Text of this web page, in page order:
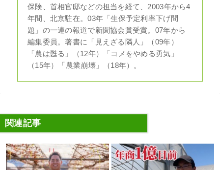
保険、首相官邸などの担当を経て、2003年から4
年間、北京駐在。03年「生保予定利率下げ問
題」の一連の報道で新聞協会賞受賞。07年から
編集委員。著書に「見えざる隣人」（09年）
「農は甦る」（12年）「コメをやめる勇気」
（15年）「農業崩壊」（18年）。
関連記事